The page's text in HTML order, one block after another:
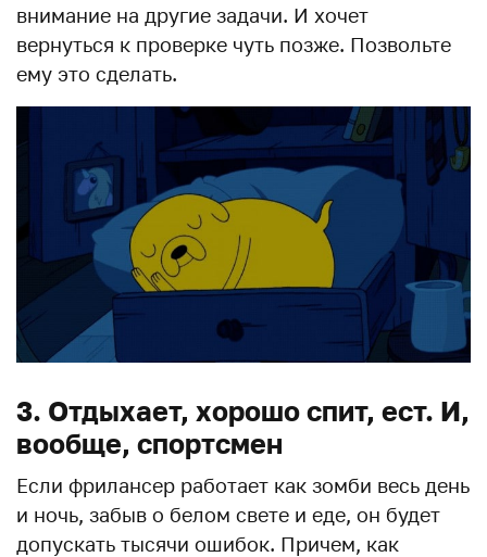
внимание на другие задачи. И хочет
вернуться к проверке чуть позже. Позвольте
ему это сделать.
3. Отдыхает, хорошо спит, ест. И,
вообще, спортсмен
Если фрилансер работает как зомби весь день
и ночь, забыв о белом свете и еде, он будет
допускать тысячи ошибок. Причем, как